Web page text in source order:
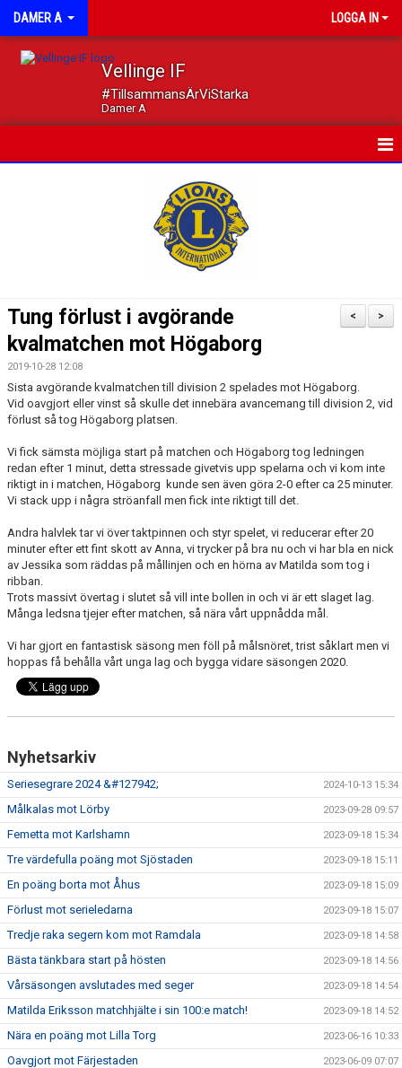
DAMER A LOGGA IN
Vellinge IF
#TillsammansÄrViStarka
Damer A
TRUPPEN
DOKUMENT
KONTAKT
>
<
Tung förlust i avgörande
kvalmatchen mot Högaborg
2019-10-28 12:08
Sista avgörande kvalmatchen till division 2 spelades mot Högaborg.
Vid oavgjort eller vinst så skulle det innebära avancemang till division 2, vid
förlust så tog Högaborg platsen.
Vi fick sämsta möjliga start på matchen och Högaborg tog ledningen
redan efter 1 minut, detta stressade givetvis upp spelarna och vi kom inte
riktigt in i matchen, Högaborg kunde sen även göra 2-0 efter ca 25 minuter.
Vi stack upp i några ströanfall men fick inte riktigt till det.
Andra halvlek tar vi över taktpinnen och styr spelet, vi reducerar efter 20
minuter efter ett fint skott av Anna, vi trycker på bra nu och vi har bla en nick
av Jessika som räddas på mållinjen och en hörna av Matilda som tog i
ribban.
Trots massivt övertag i slutet så vill inte bollen in och vi är ett slaget lag.
Många ledsna tjejer efter matchen, så nära vårt uppnådda mål.
Vi har gjort en fantastisk säsong men föll på målsnöret, trist såklart men vi
hoppas få behålla vårt unga lag och bygga vidare säsongen 2020.
Nyhetsarkiv
Seriesegrare 2024 &#127942; 2024-10-13 15:34
Målkalas mot Lörby 2023-09-28 09:57
Femetta mot Karlshamn 2023-09-18 15:34
Tre värdefulla poäng mot Sjöstaden 2023-09-18 15:11
En poäng borta mot Åhus 2023-09-18 15:09
Förlust mot serieledarna 2023-09-18 15:07
Tredje raka segern kom mot Ramdala 2023-09-18 14:58
Bästa tänkbara start på hösten 2023-09-18 14:56
Vårsäsongen avslutades med seger 2023-09-18 14:54
Matilda Eriksson matchhjälte i sin 100:e match! 2023-09-18 14:52
Nära en poäng mot Lilla Torg 2023-06-16 10:33
Oavgjort mot Färjestaden 2023-06-09 07:07